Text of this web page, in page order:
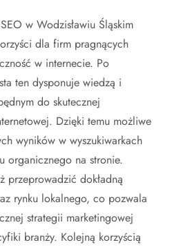
w Wodzisławiu Śląskim
dla firm pragnących
w internecie. Po
ten dysponuje wiedzą i
do skutecznej
Dzięki temu możliwe
wyników w wyszukiwarkach
organicznego na stronie.
przeprowadzić dokładną
rynku lokalnego, co pozwala
strategii marketingowej
branży. Kolejną korzyścią